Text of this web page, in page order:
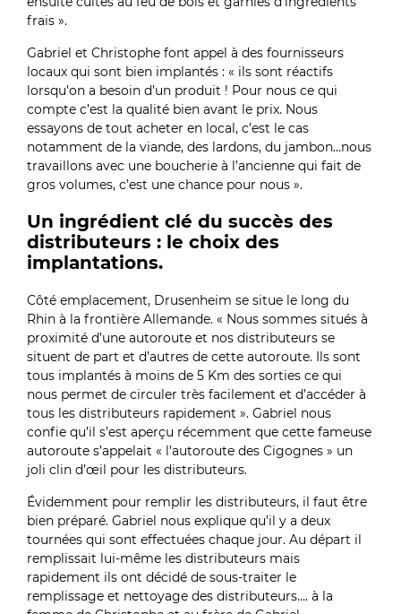
frais ».
Gabriel et Christophe font appel à des fournisseurs
locaux qui sont bien implantés : « ils sont réactifs
lorsqu’on a besoin d’un produit ! Pour nous ce qui
compte c’est la qualité bien avant le prix. Nous
essayons de tout acheter en local, c’est le cas
notamment de la viande, des lardons, du jambon…nous
travaillons avec une boucherie à l’ancienne qui fait de
gros volumes, c’est une chance pour nous ».
Un ingrédient clé du succès des
distributeurs : le choix des
implantations.
Côté emplacement, Drusenheim se situe le long du
Rhin à la frontière Allemande. « Nous sommes situés à
proximité d’une autoroute et nos distributeurs se
situent de part et d’autres de cette autoroute. Ils sont
tous implantés à moins de 5 Km des sorties ce qui
nous permet de circuler très facilement et d’accéder à
tous les distributeurs rapidement ». Gabriel nous
confie qu’il s’est aperçu récemment que cette fameuse
autoroute s’appelait « l’autoroute des Cigognes » un
joli clin d’œil pour les distributeurs.
Évidemment pour remplir les distributeurs, il faut être
bien préparé. Gabriel nous explique qu’il y a deux
tournées qui sont effectuées chaque jour. Au départ il
remplissait lui-même les distributeurs mais
rapidement ils ont décidé de sous-traiter le
remplissage et nettoyage des distributeurs…. à la